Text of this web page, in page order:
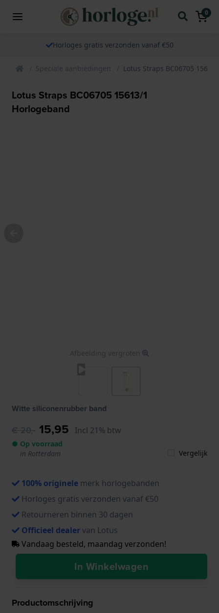
0
Horloges gratis verzonden vanaf €50
Speciale aanbiedingen Lotus Straps BC06705
Lotus Straps BC06705 15613/1
Horlogeband
Afbeelding vergroten
Witte siliconenrubber band
€ 20,- 15,95 Incl 21% btw
● Op voorraad
in Rotterdam
Vergelijk
100% originele merk horlogebanden
Horloges gratis verzonden vanaf €50
Retourneren binnen 30 dagen
Officieel dealervan Lotus
Vandaag besteld, maandag verzonden!
In Winkelwagen
Productomschrijving